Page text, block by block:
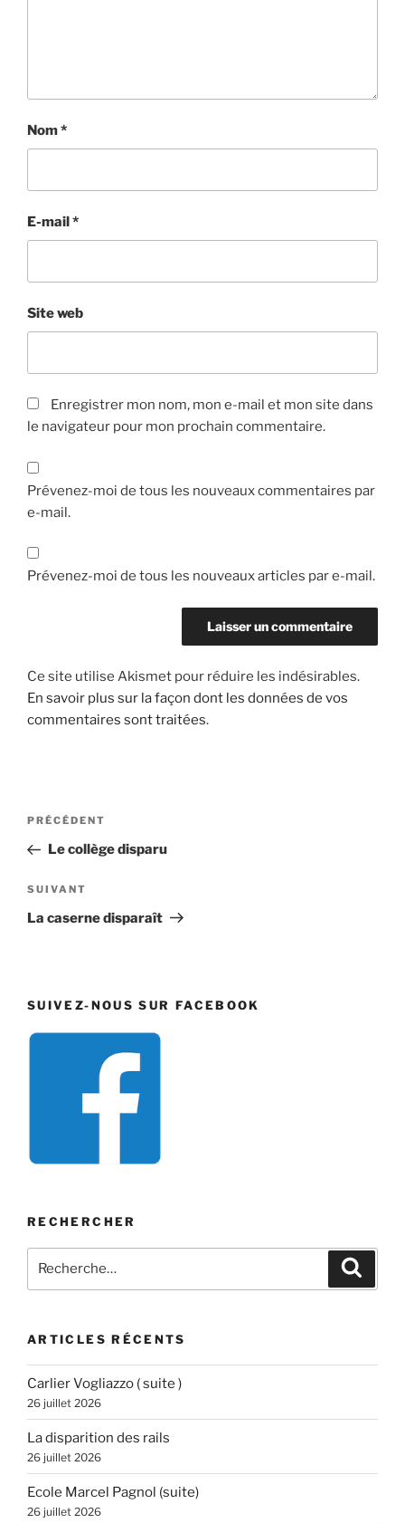
Nom*
E-mail*
Site web
Enregistrer mon nom, mon e-mail et mon site dans
le navigateur pour mon prochain commentaire.
Prévenez-moi de tous les nouveaux commentaires par
e-mail.
Prévenez-moi de tous les nouveaux articles par e-mail.
Ce site utilise Akismet pour réduire les indésirables.
En savoir plus sur la façon dont les données de vos
commentaires sont traitées.
Navigation
l’article
Article
précédent
PRÉCÉDENT
Le collège disparu
Article
suivant
SUIVANT
La caserne disparaît
SUIVEZ-NOUS SUR FACEBOOK
RECHERCHER
pour
ARTICLES RÉCENTS
Carlier Vogliazzo ( suite )
26 juillet 2026
La disparition des rails
26 juillet 2026
Ecole Marcel Pagnol (suite)
26 juillet 2026